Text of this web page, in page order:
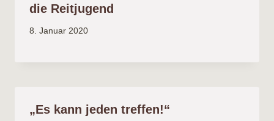
die Reitjugend
8. Januar 2020
„Es kann jeden treffen!“